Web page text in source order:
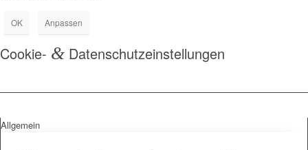
OK Anpassen
Cookie- & Datenschutzeinstellungen
Allgemein